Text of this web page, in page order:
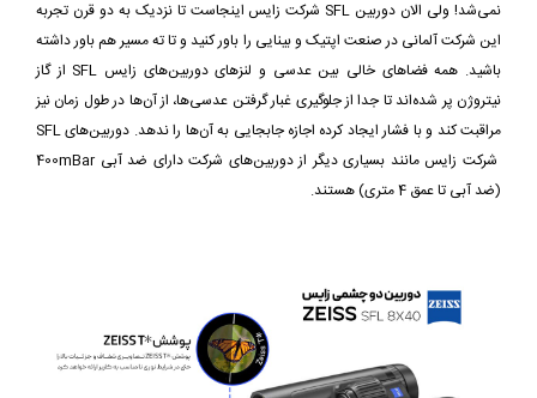
نمی‌شد! ولی الان دوربین SFL شرکت زایس اینجاست تا نزدیک به دو قرن تجربه
این شرکت آلمانی در صنعت اپتیک و بینایی را باور کنید و تا ته مسیر هم باور داشته
باشید. همه فضاهای خالی بین عدسی و لنزهای دوربین‌های زایس SFL از گاز
نیتروژن پر شده‌اند تا جدا از جلوگیری غبار گرفتن عدسی‌ها، از آن‌ها در طول زمان نیز
مراقبت کند و با فشار ایجاد کرده اجازه جابجایی به آن‌ها را ندهد. دوربین‌های SFL
شرکت زایس مانند بسیاری دیگر از دوربین‌های شرکت دارای ضد آبی 400mBar
(ضد آبی تا عمق 4 متری) هستند.